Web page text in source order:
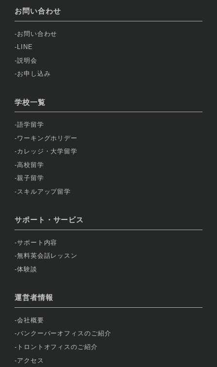
お問い合わせ
お問い合わせ
LINE
説明会
お申し込み
学校一覧
語学留学
ワーキングホリデー
カレッジ・大学留学
高校留学
親子留学
スキルアップ留学
サポート・サービス
サポート内容
無料英会話レッスン
体験談
運営者情報
会社概要
バンクーバーオフィスのご紹介
トロントオフィスのご紹介
アクセス